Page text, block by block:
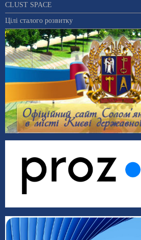
CLUST SPACE
Цілі сталого розвитку